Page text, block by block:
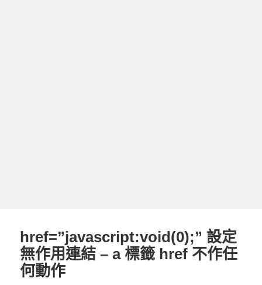
href=”javascript:void(0);” 設定
無作用連結 – a 標籤 href 不作任
何動作